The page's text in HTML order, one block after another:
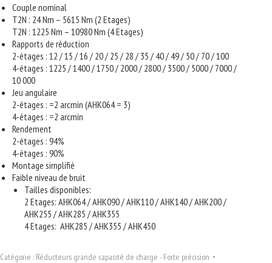
Couple nominal
T2N : 24 Nm – 5615 Nm (2 Etages)
T2N : 1225 Nm – 10980 Nm (4 Etages)
Rapports de réduction
2-étages : 12 / 15 / 16 / 20 / 25 / 28 / 35 / 40 / 49 / 50 / 70 / 100
4-étages : 1225 / 1400 / 1750 / 2000 / 2800 / 3500 / 5000 / 7000 /
10 000
Jeu angulaire
2-étages : =2 arcmin (AHK064 = 3)
4-étages : =2 arcmin
Rendement
2-étages : 94%
4-étages : 90%
Montage simplifié
Faible niveau de bruit
Tailles disponibles:
2 Etages: AHK064 / AHK090 / AHK110 / AHK140 / AHK200 /
AHK255 / AHK285 / AHK355
4 Etages: AHK285 / AHK355 / AHK450
Catégorie : Réducteurs grande capacité de charge - Forte précision